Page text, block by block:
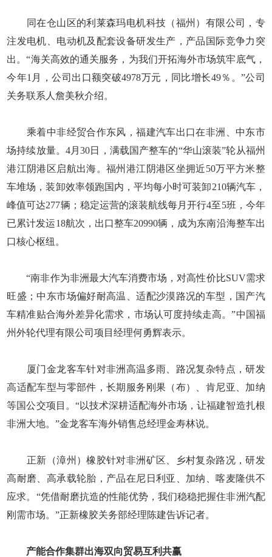
同在仓山区的利莱森玛电机科技（福州）有限公司，专
注发电机、电动机及配套设备研发生产，产品国际竞争力突
出。“海关高效的通关服务，为我们开拓海外市场筑牢底气，
今年1月，公司出口额突破4978万元，同比增长49％。”公司
关务联系人詹美秋介绍。
乘着中非经贸合作东风，福建汽车出口在非洲、中东市
场持续放量。4月30日，满载国产整车的“华山滚装”轮从福州
港江阴港区启航出海。福州港江阴港区坐拥近50万平方米整
车堆场，装卸效率领跑国内，平均每小时可装卸210辆汽车，
峰值可达277辆；稳定运营的滚装航线每月开行4至5班，今年
已累计发运18航次，出口整车20990辆，成为东南沿海整车出
口核心枢纽。
“南非作为非洲最大汽车消费市场，对高性价比SUV需求
旺盛；中东市场偏好耐高温、适配沙漠路况的车型，国产汽
车精准贴合海外差异化需求，市场认可度持续走高。”中国福
州外轮代理有限公司项目经理何勇辉表示。
厦门金龙客车针对非洲高温多雨、路况复杂特点，研发
高适配车型与零部件，长期服务刚果（布）、肯尼亚、加纳
等国公交项目。“以技术深耕适配海外市场，让福建智造扎根
非洲大地。”金龙客车海外销售总经理金寿林说。
正新（漳州）橡胶针对非洲矿区、乡村复杂路况，研发
高耐磨、高承载轮胎，产品在尼日利亚、加纳、喀麦隆供不
应求。“凭借耐磨抗造的性能优势，我们稳稳把握住非洲汽配
刚需市场。”正新橡胶关务部经理陈建告诉记者。
产能合作集群出海双向贸易互利共赢